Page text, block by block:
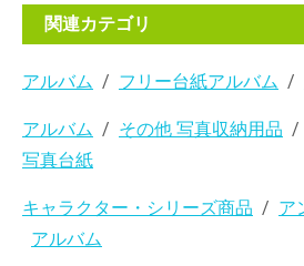
関連カテゴリ
アルバム フリー台紙アルバム
アルバム その他 写真収納用品
写真台紙
キャラクター・シリーズ商品
ア
アルバム